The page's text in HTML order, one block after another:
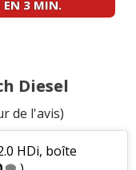
EN 3 MIN.
Diesel
de l'avis)
HDi, boîte